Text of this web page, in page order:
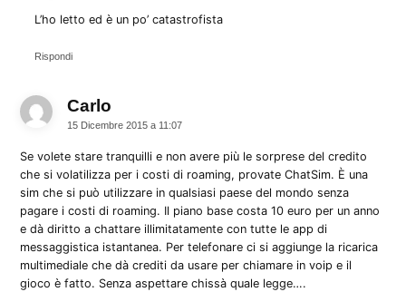
L’ho letto ed è un po’ catastrofista
Rispondi
Carlo
15 Dicembre 2015 a 11:07
Se volete stare tranquilli e non avere più le sorprese del credito
che si volatilizza per i costi di roaming, provate ChatSim. È una
sim che si può utilizzare in qualsiasi paese del mondo senza
pagare i costi di roaming. Il piano base costa 10 euro per un anno
e dà diritto a chattare illimitatamente con tutte le app di
messaggistica istantanea. Per telefonare ci si aggiunge la ricarica
multimediale che dà crediti da usare per chiamare in voip e il
gioco è fatto. Senza aspettare chissà quale legge….